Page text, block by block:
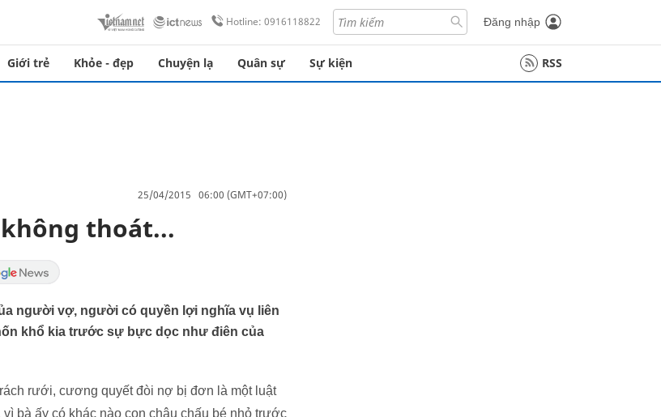
Hotline: 0916118822 Đăng nhập
Giới trẻ Khỏe - đẹp Chuyện lạ Quân sự Sự kiện RSS
25/04/2015 06:00 (GMT+07:00)
thoát...
người vợ, người có quyền lợi nghĩa vụ liên
khổ kia trước sự bực dọc như điên của
rưới, cương quyết đòi nợ bị đơn là một luật
bà ấy có khác nào con châu chấu bé nhỏ trước